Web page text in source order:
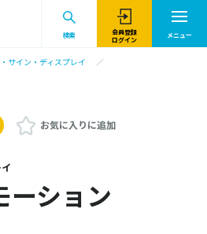
検索
会員登録
ログイン
メニュー
サイン・ディスプレイ
お気に入りに追加
ーション